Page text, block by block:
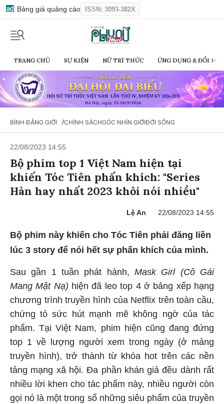
Bảng giá quảng cáo ISSN: 3093-382X
TRANG CHỦ SỰ KIỆN NỮ TRÍ THỨC ỨNG DỤNG & ĐỔI
BÌNH ĐẲNG GIỚI /CHÍNH SÁCHGÓC NHÌN GIỚIĐỜI SỐNG
22/08/2023 14:55
Bộ phim top 1 Việt Nam hiện tại
khiến Tóc Tiên phấn khích: "Series
Hàn hay nhất 2023 khỏi nói nhiều"
Lệ An 22/08/2023 14:55
Bộ phim này khiến cho Tóc Tiên phải đăng liền
lúc 3 story để nói hết sự phấn khích của mình.
Sau gần 1 tuần phát hành, Mask Girl (Cô Gái
Mang Mặt Nạ) hiện đã leo top 4 ở bảng xếp hạng
chương trình truyền hình của Netflix trên toàn cầu,
chứng tỏ sức hút mạnh mẽ không ngờ của tác
phẩm. Tại Việt Nam, phim hiện cũng đang đứng
top 1 về lượng người xem trong ngày (ở mảng
truyền hình), trở thành từ khóa hot trên các nền
tảng mạng xã hội. Đa phần khán giả đều dành rất
nhiều lời khen cho tác phẩm này, nhiều người còn
gọi nó là một trong số những siêu phẩm của truyền